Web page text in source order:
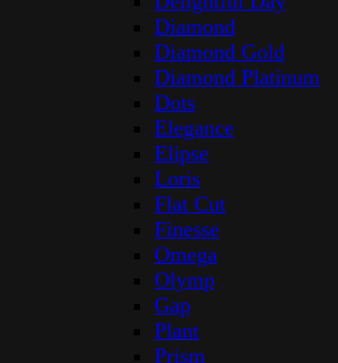
Diamond
Diamond Gold
Diamond Platinum
Dots
Elegance
Elipse
Loris
Flat Cut
Finesse
Omega
Olymp
Gap
Plant
Prism